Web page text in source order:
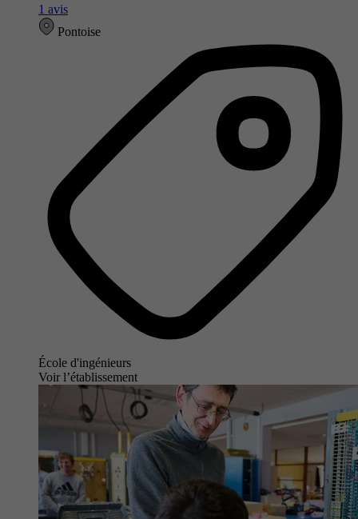
1 avis
Pontoise
École d'ingénieurs
Voir l’établissement